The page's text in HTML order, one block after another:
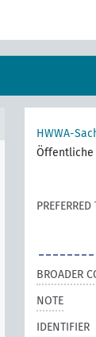
HWWA-
Öffentliche
PREFERRED
BROADER
NOTE
IDENTIFIER